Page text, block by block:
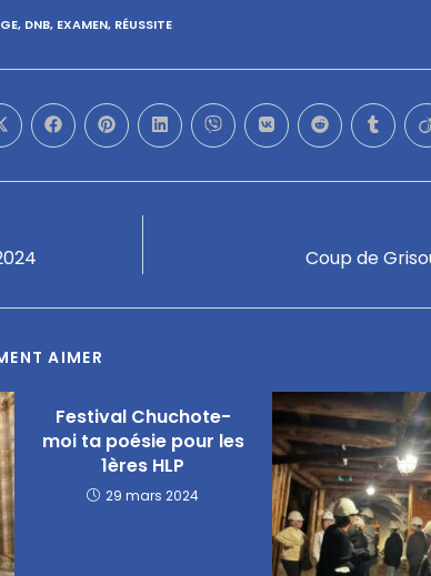
, DNB, EXAMEN, RÉUSSITE
Coup de
AIMER
Festival Chuchote-
moi ta poésie pour les
1ères HLP
29 mars 2024